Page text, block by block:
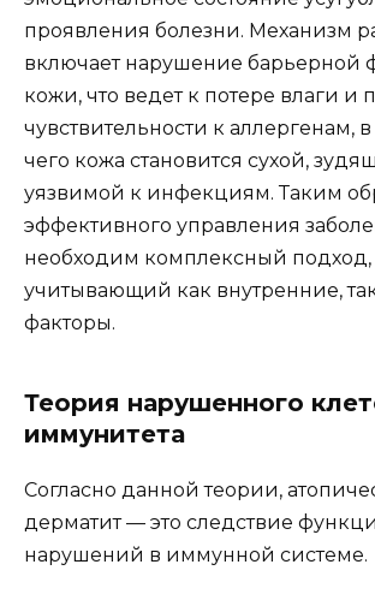
проявления болезни. Механизм
включает нарушение барьерной
кожи, что ведет к потере влаги
чувствительности к аллергенам, в
чего кожа становится сухой,
уязвимой к инфекциям. Таким
эффективного управления
необходим комплексный подход,
учитывающий как внутренние,
факторы.
Теория нарушенного
иммунитета
Согласно данной теории,
дерматит — это следствие
нарушений в иммунной системе.